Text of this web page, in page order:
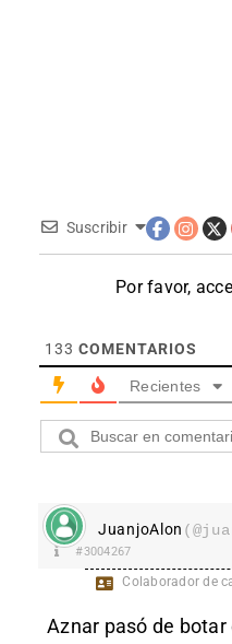
Suscribir
Por favor,
133 COMENTARIOS
Recientes
JuanjoAlon
#3004267
Colaborador de
Aznar pasó de botar